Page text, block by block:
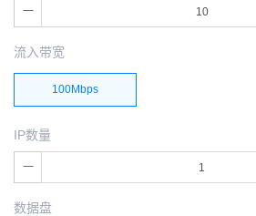
流入带宽
100Mbps
IP数量
数据盘